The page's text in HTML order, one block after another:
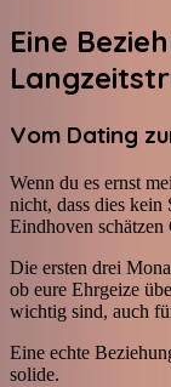
Eine
Vom Dating
Wenn du es ernst
nicht, dass dies
Eindhoven
Die ersten drei
ob eure Ehrgeize
wichtig sind, auch
Eine echte
solide.